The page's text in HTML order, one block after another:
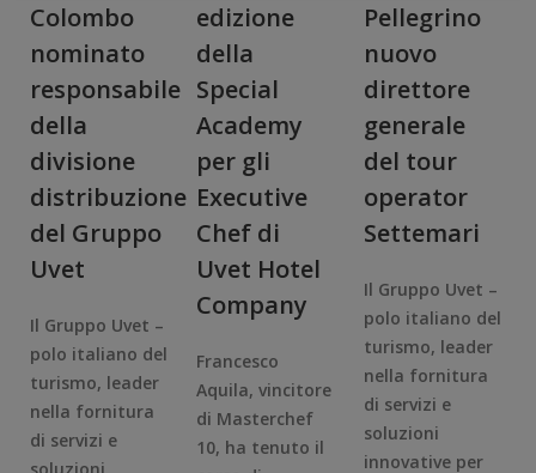
Colombo
nominato
responsabile
della
divisione
distribuzione
del Gruppo
Uvet
Il Gruppo Uvet –
polo italiano del
turismo, leader
nella fornitura
di servizi e
edizione
della
Special
Academy
per gli
Executive
Chef di
Uvet Hotel
Company
Francesco
Aquila, vincitore
di Masterchef
10, ha tenuto il
Pellegrino
nuovo
direttore
generale
del tour
operator
Settemari
Il Gruppo Uvet –
polo italiano del
turismo, leader
nella fornitura
di servizi e
soluzioni
innovative per